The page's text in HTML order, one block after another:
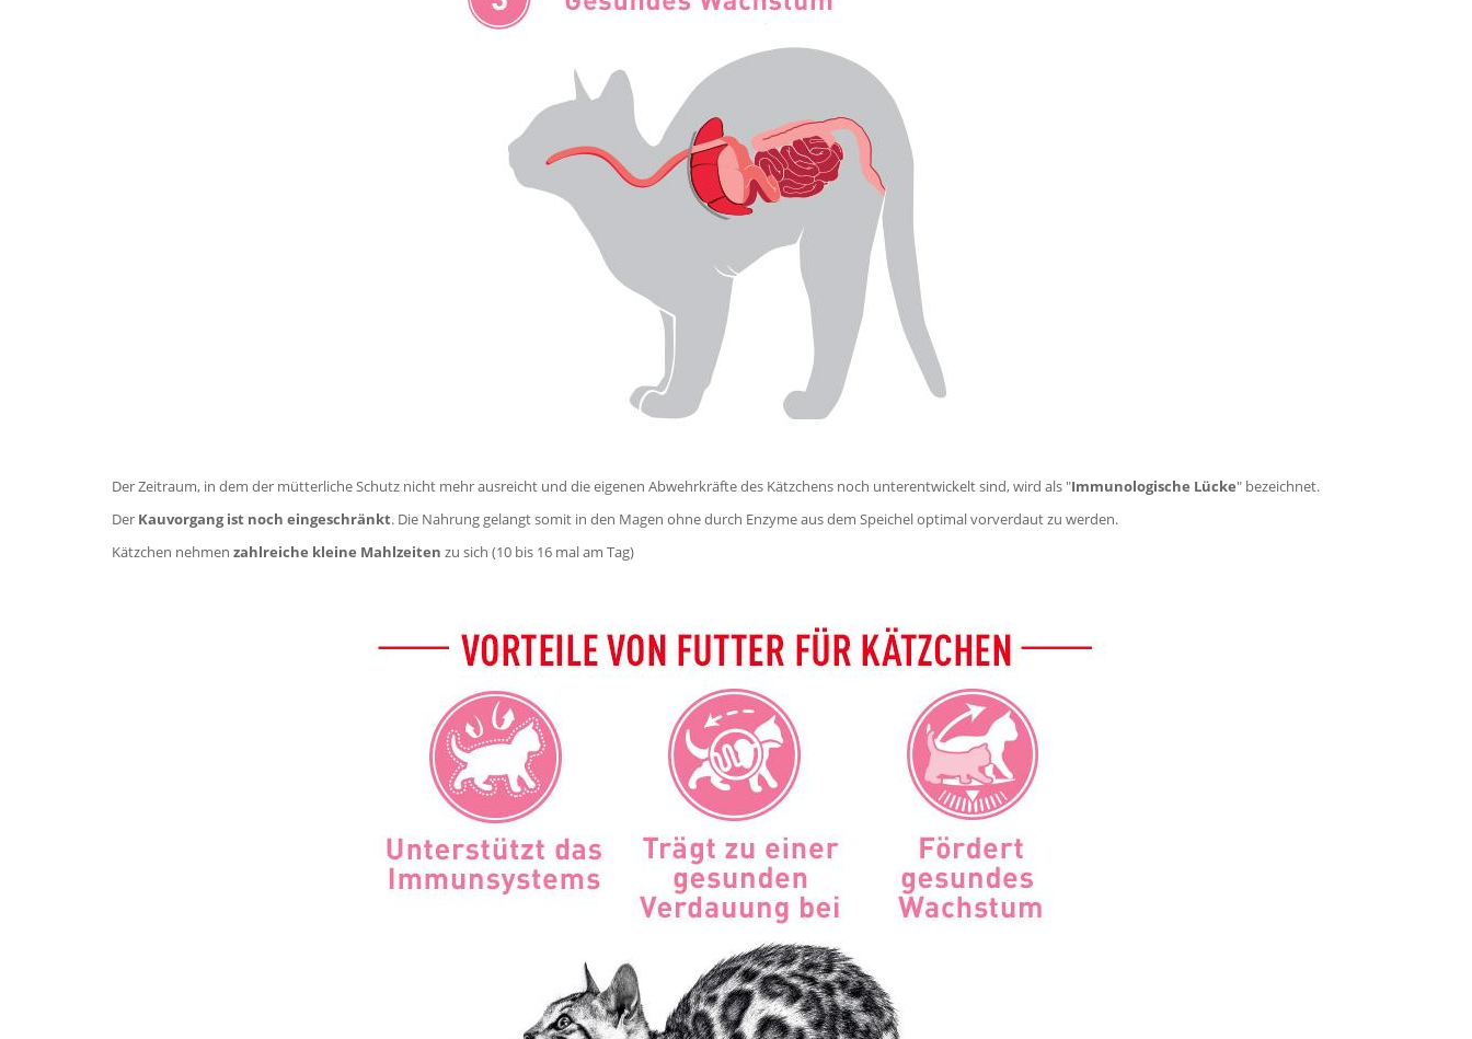
Der Zeitraum, in dem der mütterliche Schutz nicht mehr ausreicht und die eigenen Abwehrkräfte des Kätzchens noch unterentwickelt sind, wird als "Immunologische Lücke" bezeichnet.
Der Kauvorgang ist noch eingeschränkt. Die Nahrung gelangt somit in den Magen ohne durch Enzyme aus dem Speichel optimal vorverdaut zu werden.
Kätzchen nehmen zahlreiche kleine Mahlzeiten zu sich (10 bis 16 mal am Tag)